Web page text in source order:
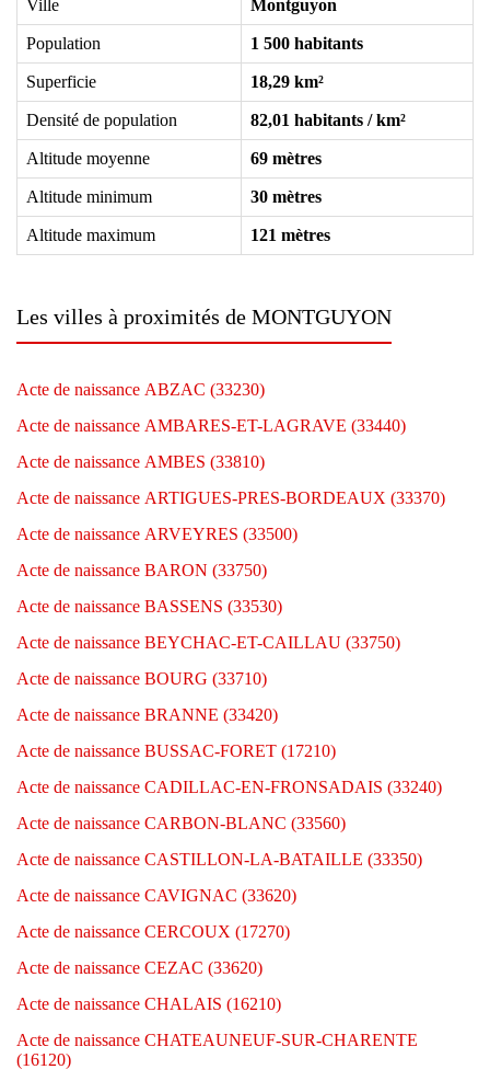
Ville Montguyon
Population 1 500 habitants
Superficie 18,29 km²
Densité de population 82,01 habitants / km²
Altitude moyenne 69 mètres
Altitude minimum 30 mètres
Altitude maximum 121 mètres
Les villes à proximités de MONTGUYON
Acte de naissance ABZAC (33230)
Acte de naissance AMBARES-ET-LAGRAVE (33440)
Acte de naissance AMBES (33810)
Acte de naissance ARTIGUES-PRES-BORDEAUX (33370)
Acte de naissance ARVEYRES (33500)
Acte de naissance BARON (33750)
Acte de naissance BASSENS (33530)
Acte de naissance BEYCHAC-ET-CAILLAU (33750)
Acte de naissance BOURG (33710)
Acte de naissance BRANNE (33420)
Acte de naissance BUSSAC-FORET (17210)
Acte de naissance CADILLAC-EN-FRONSADAIS (33240)
Acte de naissance CARBON-BLANC (33560)
Acte de naissance CASTILLON-LA-BATAILLE (33350)
Acte de naissance CAVIGNAC (33620)
Acte de naissance CERCOUX (17270)
Acte de naissance CEZAC (33620)
Acte de naissance CHALAIS (16210)
Acte de naissance CHATEAUNEUF-SUR-CHARENTE
(16120)